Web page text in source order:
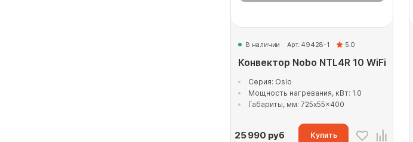
В наличии Арт. 49428-1 5.0
Конвектор Nobo NTL4R 10 WiFi
Серия: Oslo
Мощность нагревания, кВт: 1.0
Габариты, мм: 725x55x400
25 990 руб Купить